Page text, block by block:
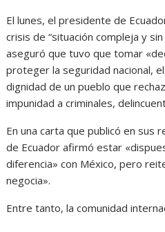
El lunes, el presidente de
crisis de “situación compleja y
aseguró que tuvo que tomar
proteger la seguridad nacional,
dignidad de un pueblo que
impunidad a criminales,
En una carta que publicó en sus
de Ecuador afirmó estar
diferencia» con México, pero
negocia».
Entre tanto, la comunidad